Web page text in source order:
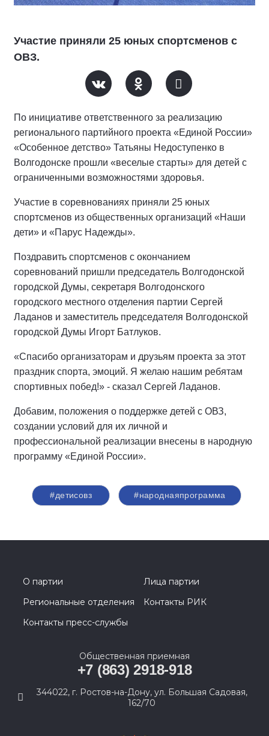
Участие приняли 25 юных спортсменов с
ОВЗ.
По инициативе ответственного за реализацию
регионального партийного проекта «Единой России»
«Особенное детство» Татьяны Недоступенко в
Волгодонске прошли «веселые старты» для детей с
ограниченными возможностями здоровья.
Участие в соревнованиях приняли 25 юных
спортсменов из общественных организаций «Наши
дети» и «Парус Надежды».
Поздравить спортсменов с окончанием
соревнований пришли председатель Волгодонской
городской Думы, секретаря Волгодонского
городского местного отделения партии Сергей
Ладанов и заместитель председателя Волгодонской
городской Думы Игорт Батлуков.
«Спасибо организаторам и друзьям проекта за этот
праздник спорта, эмоций. Я желаю нашим ребятам
спортивных побед!» - сказал Сергей Ладанов.
Добавим, положения о поддержке детей с ОВЗ,
создании условий для их личной и
профессиональной реализации внесены в народную
программу «Единой России».
#детисовз #народнаяпрограмма
О партии
Лица партии
Региональные отделения
Контакты РИК
Контакты пресс-службы
Общественная приемная
+7 (863) 2918-918
344022, г. Ростов-на-Дону, ул. Большая Садовая,
162/70